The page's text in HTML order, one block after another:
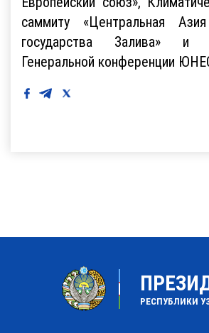
саммиту «Центральная
государства Залива» и
Генеральной конференции
РЕСПУБЛИКИ